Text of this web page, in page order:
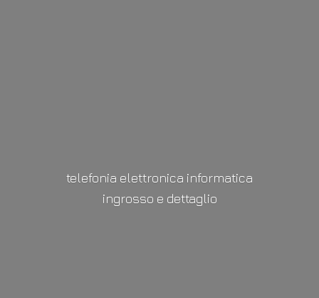
telefonia elettronica informatica
ingrosso e dettaglio